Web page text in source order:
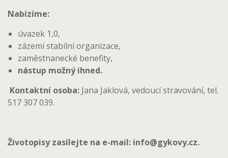
Nabízíme:
úvazek 1,0,
zázemí stabilní organizace,
zaměstnanecké benefity,
nástup možný ihned.
Kontaktní osoba: Jana Jaklová, vedoucí stravování, tel.
517 307 039.
Životopisy zasílejte na e-mail: info@gykovy.cz.